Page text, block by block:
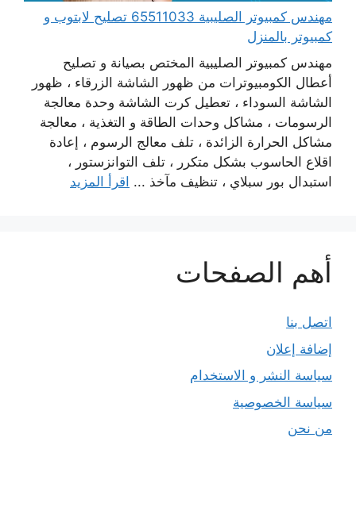
مهندس كمبيوتر الصليبية 65511033 تصليح لابتوب و
كمبيوتر بالمنزل
مهندس كمبيوتر الصليبية المختص بصيانة و تصليح
أعطال الكومبيوترات من ظهور الشاشة الزرقاء ، ظهور
الشاشة السوداء ، تعطيل كرت الشاشة وحدة معالجة
الرسومات ، مشاكل وحدات الطاقة و التغذية ، معالجة
مشاكل الحرارة الزائدة ، تلف معالج الرسوم ، إعادة
اقلاع الحاسوب بشكل متكرر ، تلف التوانزستور ،
استبدال بور سبلاي ، تنظيف مآخذ ... اقرأ المزيد
أهم الصفحات
اتصل بنا
إضافة إعلان
سياسة النشر و الاستخدام
سياسة الخصوصية
من نحن